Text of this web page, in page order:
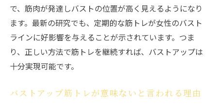
で、筋肉が発達しバストの位置が高く見えるようになり
ます。最新の研究でも、定期的な筋トレが女性のバスト
ラインに好影響を与えることが示されています。つま
り、正しい方法で筋トレを継続すれば、バストアップは
十分実現可能です。
バストアップ筋トレが意味ないと言われる理由